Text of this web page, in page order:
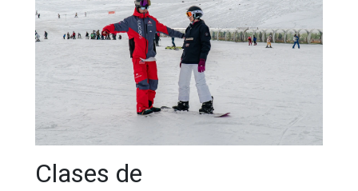
Clases de